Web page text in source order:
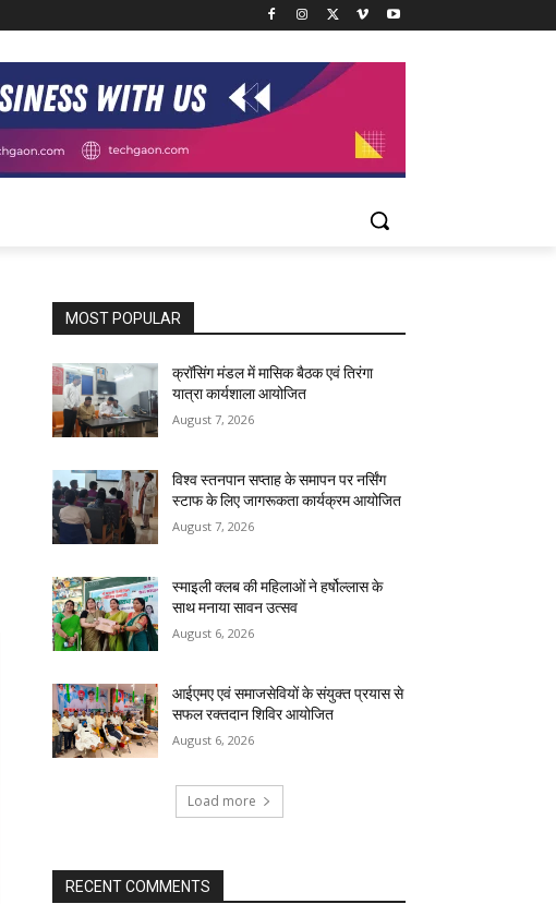
MOST POPULAR
क्रॉसिंग मंडल में मासिक बैठक एवं तिरंगा
यात्रा कार्यशाला आयोजित
August 7, 2026
विश्व स्तनपान सप्ताह के समापन पर नर्सिंग
स्टाफ के लिए जागरूकता कार्यक्रम आयोजित
August 7, 2026
स्माइली क्लब की महिलाओं ने हर्षोल्लास के
साथ मनाया सावन उत्सव
August 6, 2026
आईएमए एवं समाजसेवियों के संयुक्त प्रयास से
सफल रक्तदान शिविर आयोजित
August 6, 2026
Load more
RECENT COMMENTS